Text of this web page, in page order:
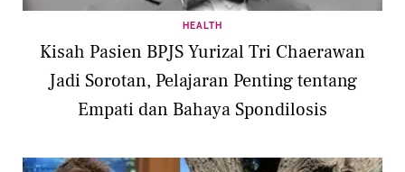
HEALTH
Kisah Pasien BPJS Yurizal Tri Chaerawan
Jadi Sorotan, Pelajaran Penting tentang
Empati dan Bahaya Spondilosis